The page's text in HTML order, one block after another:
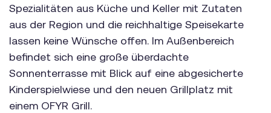
Spezialitäten aus Küche und Keller mit Zutaten
aus der Region und die reichhaltige Speisekarte
lassen keine Wünsche offen. Im Außenbereich
befindet sich eine große überdachte
Sonnenterrasse mit Blick auf eine abgesicherte
Kinderspielwiese und den neuen Grillplatz mit
einem OFYR Grill.